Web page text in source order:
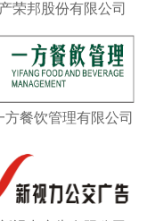
荣邦股份有限公司
方餐饮管理有限公司